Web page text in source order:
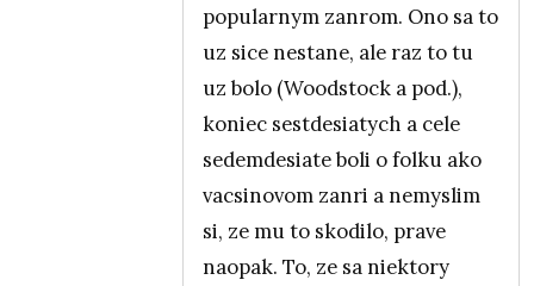
popularnym zanrom. Ono sa to
uz sice nestane, ale raz to tu
uz bolo (Woodstock a pod.),
koniec sestdesiatych a cele
sedemdesiate boli o folku ako
vacsinovom zanri a nemyslim
si, ze mu to skodilo, prave
naopak. To, ze sa niektory